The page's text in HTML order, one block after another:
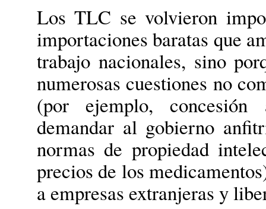
Los TLC se volvieron
importaciones baratas que
trabajo nacionales, sino
numerosas cuestiones no
(por ejemplo, concesión
demandar al gobierno
normas de propiedad
precios de los
a empresas extranjeras y